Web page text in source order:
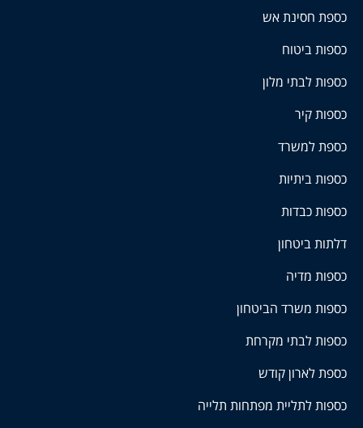
כספת חסינת אש
כספות ביטוח
כספות לבתי מלון
כספות קיר
כספת למשרד
כספות ביתיות
כספות כבדות
דלתות ביטחון
כספות מדיה
כספות משרד הביטחון
כספות לבתי מקרחת
כספת לארון קודש
כספות לתליית מפתחות תלייה